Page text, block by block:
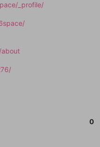
_profile/
0
容